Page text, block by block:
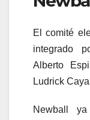
El comité
integrado
Alberto
Ludrick
Newball